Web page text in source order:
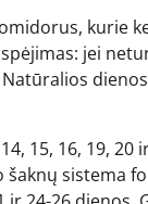
kurie
jei
15, 16, 19,
šaknų sistema